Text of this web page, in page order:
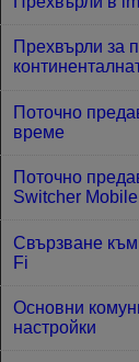
Прехвърли за
Поточно
време
Поточно
Switcher Mobile
Свързване
Fi
Основни
настройки